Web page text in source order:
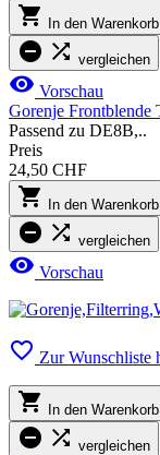
 In den Warenkorb
  vergleichen
 Vorschau
Gorenje Frontblende
Passend zu DE8B,..
Preis
24,50 CHF
 In den Warenkorb
  vergleichen
 Vorschau
 Zur Wunschliste
 In den Warenkorb
  vergleichen